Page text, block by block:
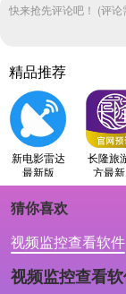
快来抢先评论吧！ (评
精品推荐
新电影雷达
最新版
长隆旅
方最
猜你喜欢
视频监控查看软件
专业做婚礼策划的软
视频监控查看